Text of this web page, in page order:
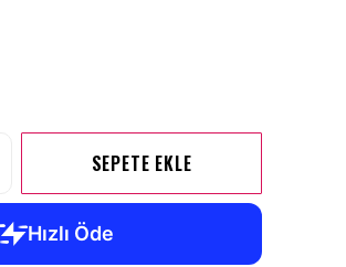
SEPETE EKLE